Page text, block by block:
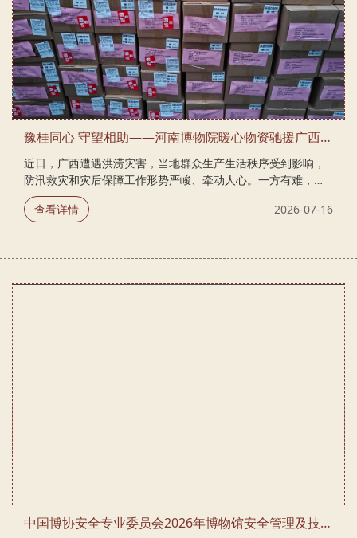
豫桂同心 守望相助——河南博物院暖心物资驰援广西贵港洪涝灾区
近日，广西遭遇洪涝灾害，当地群众生产生活秩序受到影响，
防汛救灾和灾后保障工作形势严峻、牵动人心。一方有难，八
方支援。为全力助力灾区应急保障与灾后恢复工作，河南博物
院主动向广西贵港洪涝灾区捐赠1800盒文创饼干，跨越千里山
资，为一线防汛救灾工作开展、受灾群众日常生活保障提供坚
实助力。一件件物资承载着浓浓暖意，既是对灾区应急物资的
查看详情 2026-07-16
中国博协安全专业委员会2026年博物馆安全管理及技术培训班在山西晋城召开